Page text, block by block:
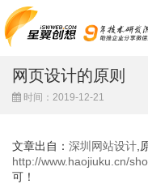
网页设计的原则
时间：2019-12-21
文章出自： 深圳网站设计 ,
http://www.haojiuku.cn/
可！